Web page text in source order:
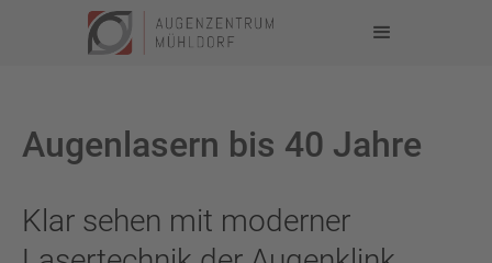
Augenlasern bis 40 Jahre
Klar sehen mit moderner